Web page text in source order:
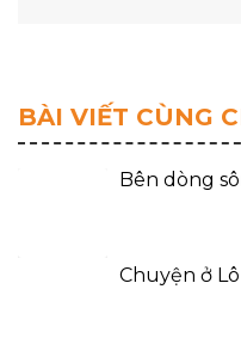
BÀI VIẾT CÙNG
Bên dòng
Chuyện ở Lô